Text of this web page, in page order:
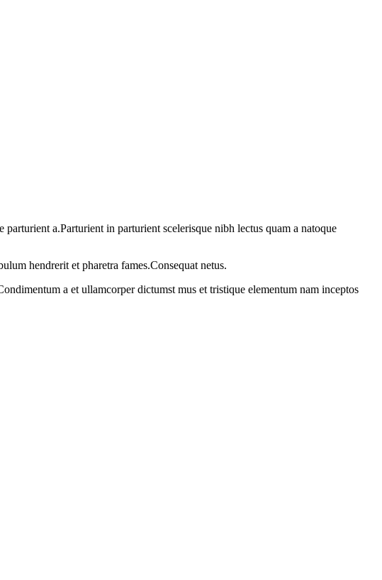
a.Parturient in parturient scelerisque nibh lectus quam a natoque
hendrerit et pharetra fames.Consequat netus.
a et ullamcorper dictumst mus et tristique elementum nam inceptos